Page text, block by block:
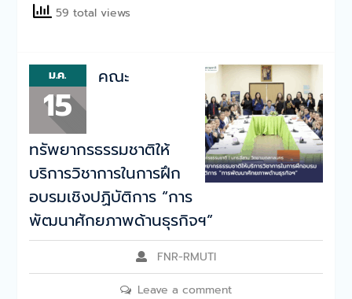
59 total views
ม.ค.
15
คณะ
ทรัพยากรธรรมชาติให้
บริการวิชาการในการฝึก
อบรมเชิงปฏิบัติการ “การ
พัฒนาศักยภาพด้านธุรกิจฯ”
FNR-RMUTI
Leave a comment